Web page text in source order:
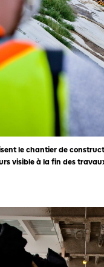
le chantier de
visible à la fin des